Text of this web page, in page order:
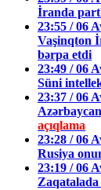
İranda
23:55 / 06
Vaşinqton
bərpa etdi
23:49 / 06
Süni
23:37 / 06
açıqlama
23:28 / 06
Rusiya
23:19 / 06
Zaqatalada